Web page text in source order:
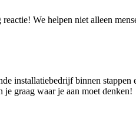
We helpen niet alleen
installatiebedrijf binnen stappen
graag waar je aan moet denken!